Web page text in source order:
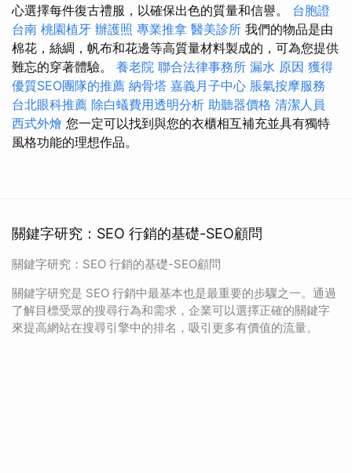
心選擇每件復古禮服，以確保出色的質量和信譽。 台胞證
台南 桃園植牙 辦護照 專業推拿 醫美診所 我們的物品是由
棉花，絲綢，帆布和花邊等高質量材料製成的，可為您提供
難忘的穿著體驗。 養老院 聯合法律事務所 漏水 原因 獲得
優質SEO團隊的推薦 納骨塔 嘉義月子中心 脹氣按摩服務
台北眼科推薦 除白蟻費用透明分析 助聽器價格 清潔人員
西式外燴 您一定可以找到與您的衣櫃相互補充並具有獨特
風格功能的理想作品。
關鍵字研究：SEO 行銷的基礎-SEO顧問
關鍵字研究：SEO 行銷的基礎-SEO顧問
關鍵字研究是 SEO 行銷中最基本也是最重要的步驟之一。通過
了解目標受眾的搜尋行為和需求，企業可以選擇正確的關鍵字
來提高網站在搜尋引擎中的排名，吸引更多有價值的流量。